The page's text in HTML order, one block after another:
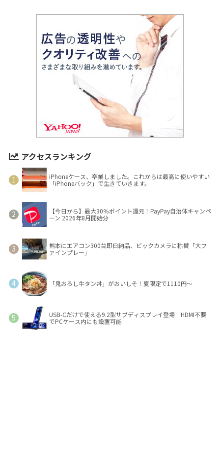
アクセスランキング
iPhoneケース、卒業しました。これからは最高に使いやすい
「iPhoneバック」で生きていきます。
【今日から】最大30％ポイント還元！PayPay自治体キャンペ
ーン 2026年8月開始分
熊本にエアコン300台即日納品、ビックカメラに称賛「大フ
ァインプレー」
「鬼おろし牛タン丼」がおいしそ！夏限定で1110円～
USB-Cだけで使える9.2型サブディスプレイ登場 HDMI不要
でPCケース内にも設置可能